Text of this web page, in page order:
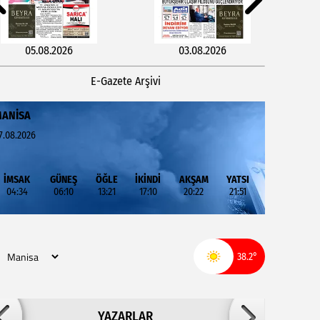
05.08.2026 03.08.2026
E-Gazete Arşivi
İMSAK
04:34
GÜNEŞ
06:10
ÖĞLE
13:21
İKİNDİ
17:10
AKŞAM
20:22
YATSI
21:51
38.2°
YAZARLAR